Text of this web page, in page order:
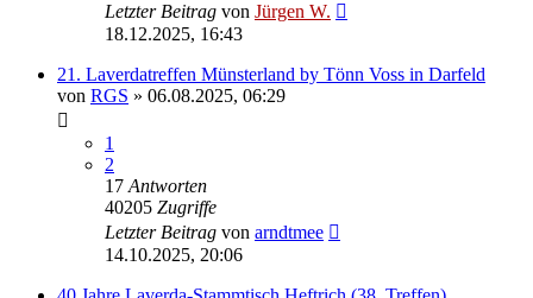
Letzter Beitrag von Jürgen W.
18.12.2025, 16:43
21. Laverdatreffen Münsterland by Tönn Voss in Darfeld
von RGS » 06.08.2025, 06:29
1
2
17 Antworten
40205 Zugriffe
Letzter Beitrag von arndtmee
14.10.2025, 20:06